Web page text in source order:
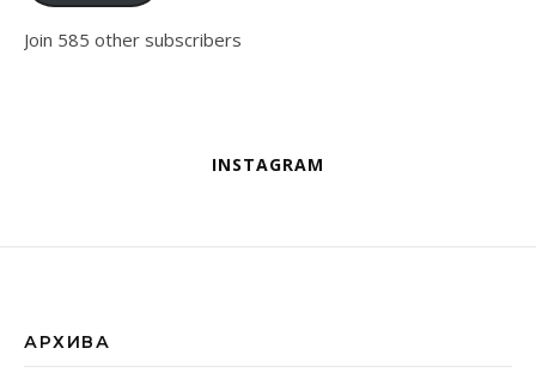
Join 585 other subscribers
INSTAGRAM
АРХИВА